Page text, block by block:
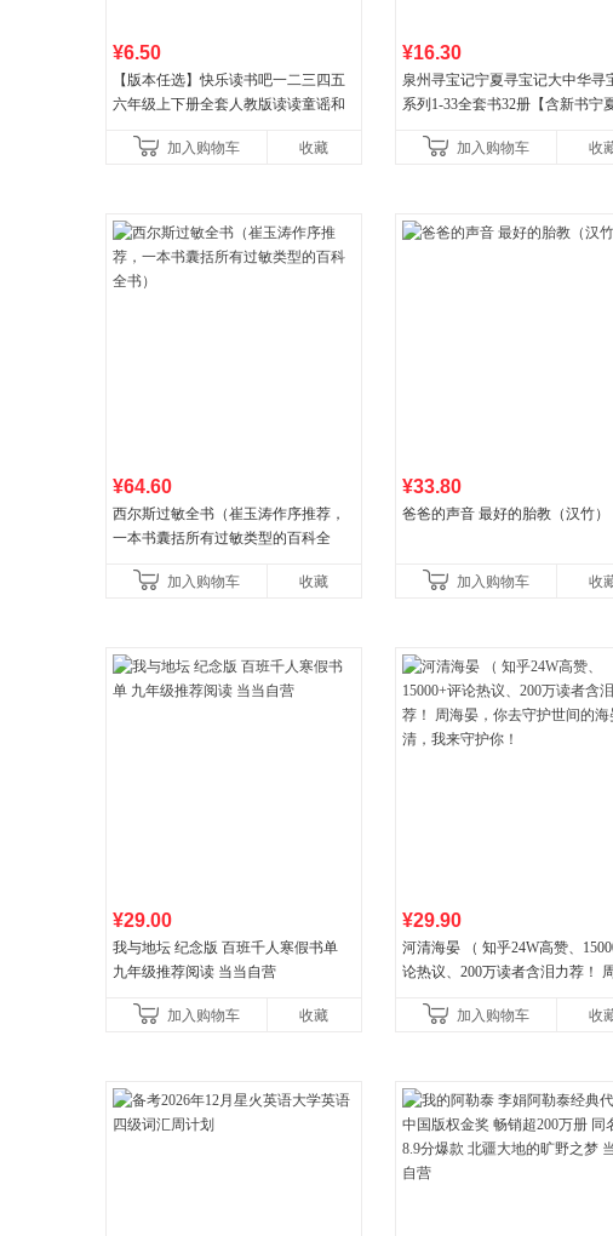
¥6.50
【版本任选】快乐读书吧一二三四五
六年级上下册全套人教版读读童谣和
古代寓言安徒生童话学生阅
加入购物车 收藏
¥16.30
泉州寻宝记宁夏寻宝记大中华寻
系列1-33全套书32册【含新书宁
广东福建河北黑
加入购物车 收
¥64.60
西尔斯过敏全书（崔玉涛作序推荐，
一本书囊括所有过敏类型的百科全
加入购物车
收藏
¥33.80
爸爸的声音 最好的胎教（汉竹）
加入购物车 收
¥29.00
我与地坛 纪念版 百班千人寒假书单
九年级推荐阅读 当当自营
加入购物车 收藏
¥29.90
河清海晏 （ 知乎24W高赞、
论热议、200万读者含泪力荐！
守护你！加入购物车 收